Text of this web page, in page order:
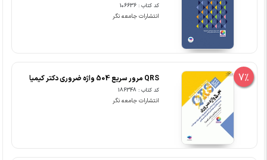
کد کتاب : 106636
انتشارات جامعه نگر
7% QRS مرور سریع 504 واژه ضروری دکتر کیمیا
کد کتاب : 186348
انتشارات جامعه نگر